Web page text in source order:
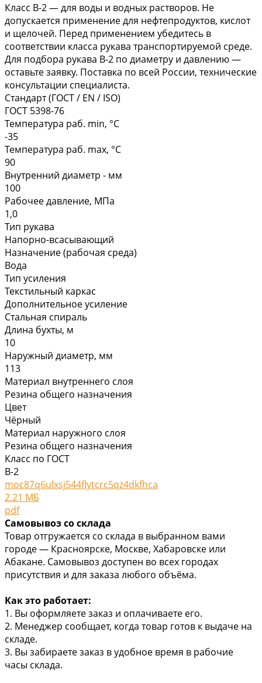
Класс В-2 — для воды и водных растворов. Не
допускается применение для нефтепродуктов, кислот
и щелочей. Перед применением убедитесь в
соответствии класса рукава транспортируемой среде.
Для подбора рукава В-2 по диаметру и давлению —
оставьте заявку. Поставка по всей России, технические
консультации специалиста.
Стандарт (ГОСТ / EN / ISO)
ГОСТ 5398-76
Температура раб. min, °C
-35
Температура раб. max, °C
90
Внутренний диаметр - мм
100
Рабочее давление, МПа
1,0
Тип рукава
Напорно-всасывающий
Назначение (рабочая среда)
Вода
Тип усиления
Текстильный каркас
Дополнительное усиление
Стальная спираль
Длина бухты, м
10
Наружный диаметр, мм
113
Материал внутреннего слоя
Резина общего назначения
Цвет
Чёрный
Материал наружного слоя
Резина общего назначения
Класс по ГОСТ
В-2
moc87q6ulxsj544flytcrc5qz4dkfhca
2.21 МБ
pdf
Самовывоз со склада
Товар отгружается со склада в выбранном вами
городе — Красноярске, Москве, Хабаровске или
Абакане. Самовывоз доступен во всех городах
присутствия и для заказа любого объёма.
Как это работает:
1. Вы оформляете заказ и оплачиваете его.
2. Менеджер сообщает, когда товар готов к выдаче на
складе.
3. Вы забираете заказ в удобное время в рабочие
часы склада.